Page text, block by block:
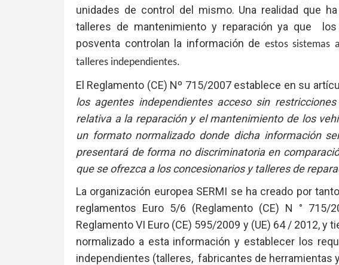
unidades de control del mismo. Una realidad que
talleres de mantenimiento y reparación ya que
posventa controlan la información de estos sistemas
talleres independientes.
El Reglamento (CE) Nº 715/2007 establece en su
los agentes independientes acceso sin
relativa a la reparación y el mantenimiento de los
un formato normalizado donde dicha información
presentará de forma no discriminatoria en
que se ofrezca a los concesionarios y talleres de
La organización europea SERMI se ha creado por
reglamentos Euro 5/6 (Reglamento (CE) N ° 715/
Reglamento VI Euro (CE) 595/2009 y (UE) 64 / 2012, y
normalizado a esta información y establecer los
independientes (talleres, fabricantes de herramientas